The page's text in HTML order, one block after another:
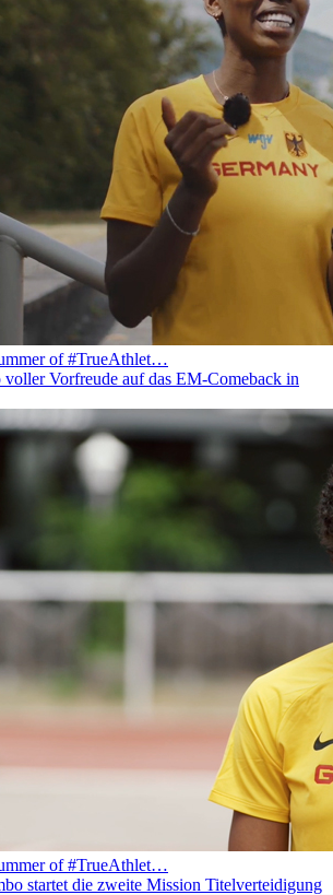
of #TrueAthlet…
Vorfreude auf das EM-Comeback in
of #TrueAthlet…
startet die zweite Mission Titelverteidigung